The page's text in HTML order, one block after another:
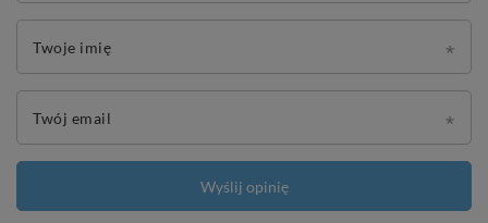
Twoje imię
Twój email
Wyślij opinię